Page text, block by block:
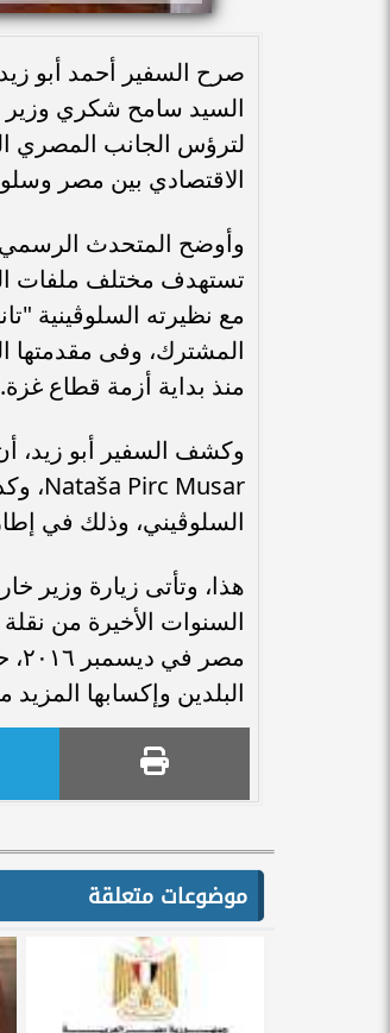
صرح السفير أحمد أبو
لترؤس الجانب المصري
الاقتصادي بين مصر
وأوضح المتحدث الرسمي
تستهدف مختلف ملفات
مع نظيرته السلوڤينية
المشترك، وفى مقدمتها
منذ بداية أزمة قطاع غزة.
وكشف السفير أبو زيد،
السلوڤيني، وذلك في
هذا، وتأتى زيارة وزير
السنوات الأخيرة من
البلدين وإكسابها
موضوعات متعلقة